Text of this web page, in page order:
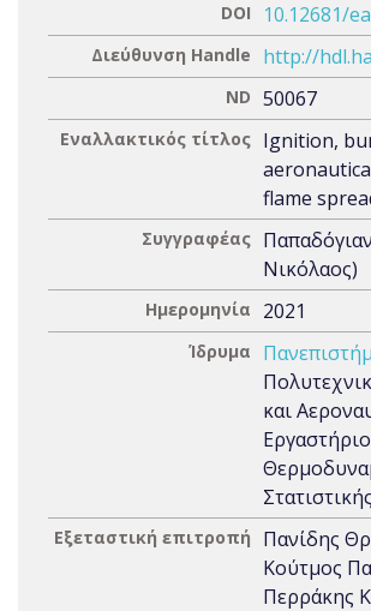
DOI 10.12681/
Διεύθυνση Handle http://
ND 50067
Εναλλακτικός τίτλος Ignition,
flame
Συγγραφέας
Νικόλαος)
Ημερομηνία 2021
Ίδρυμα
και
Εξεταστική επιτροπή
Πανίδης
Κούτμος
Περράκης